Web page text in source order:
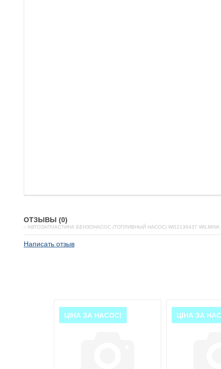
ОТЗЫВЫ (0)
✅АВТОЗАПЧАСТИНА БЕНЗОНАСОС (ТОПЛИВНЫЙ НАСОС) WG2136437
Написать отзыв
ЦІНА ЗА НАСОС! ЦІНА ЗА